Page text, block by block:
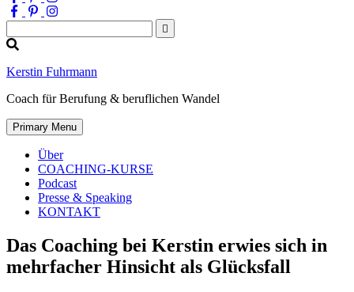
Suchen
nach:
Kerstin Fuhrmann
Coach für Berufung & beruflichen Wandel
Primary Menu
Über
COACHING-KURSE
Podcast
Presse & Speaking
KONTAKT
Skip
to
content
Das Coaching bei Kerstin erwies sich in
mehrfacher Hinsicht als Glücksfall